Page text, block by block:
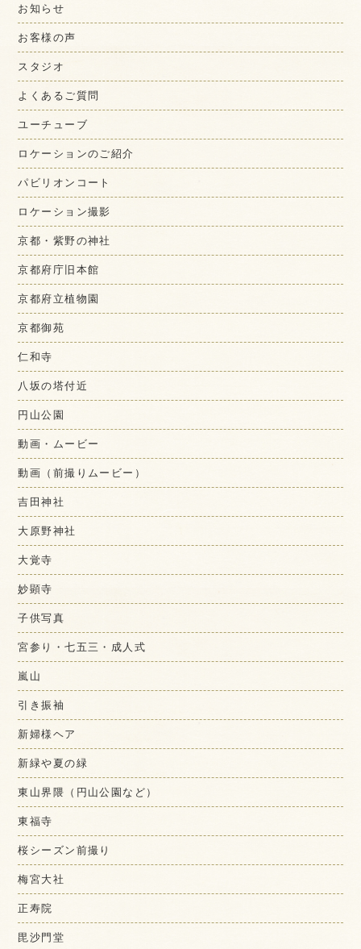
お知らせ
お客様の声
スタジオ
よくあるご質問
ユーチューブ
ロケーションのご紹介
パビリオンコート
ロケーション撮影
京都・紫野の神社
京都府庁旧本館
京都府立植物園
京都御苑
仁和寺
八坂の塔付近
円山公園
動画・ムービー
動画（前撮りムービー）
吉田神社
大原野神社
大覚寺
妙顕寺
子供写真
宮参り・七五三・成人式
嵐山
引き振袖
新婦様ヘア
新緑や夏の緑
東山界隈（円山公園など）
東福寺
桜シーズン前撮り
梅宮大社
正寿院
毘沙門堂